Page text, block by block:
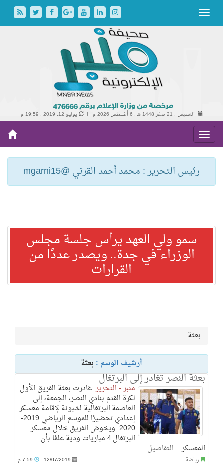
الخميس , 21 صفر 1448 هـ , 6 أغسطس 2026 م | يوليو 12, 2019 , 19:59 م
رئيس التحرير : محمد أحمد القرني @mgarni15
سمو ولي العهد يرأس جلسة مجلس
الوزراء في جدة.. ويصدر عددًا من
القرارات
بعثة
أرشيف الوسم : بعثة
بعثة النصر تغادر إلى البرتغال
منبر - التحرير:غادرت بعثة الفريق الأول
لكرة القدم بنادي النصر، الجمعة، إلى
العاصمة البرتغالية لشبونة لإقامة معسكر
إعدادي تحضيرًا للموسم الرياضي 2019-
2020. ويخوض الفريق خلال معسكر
البرتغال 4 مباريات ودية علمًا بأن
المعسكر .. التفاصيل
رياضة 12/07/2019